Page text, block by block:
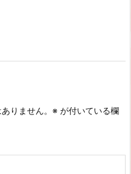
りません。 ※ が付いている欄